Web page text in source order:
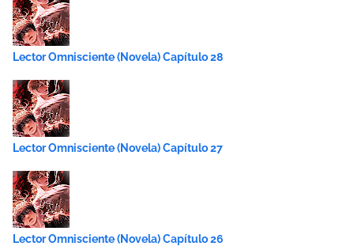
Lector Omnisciente (Novela) Capítulo 28
Lector Omnisciente (Novela) Capítulo 27
Lector Omnisciente (Novela) Capítulo 26